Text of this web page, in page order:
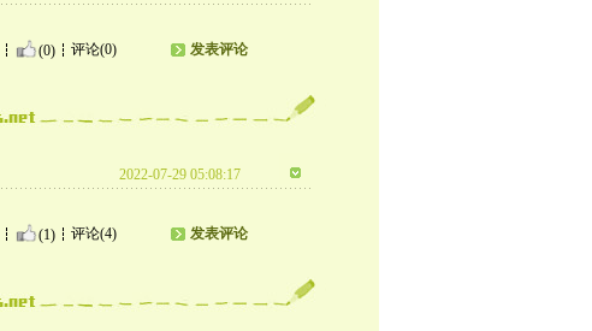
(0) 评论(0) 发表评论
2022-07-29 05:08:17
(1) 评论(4) 发表评论